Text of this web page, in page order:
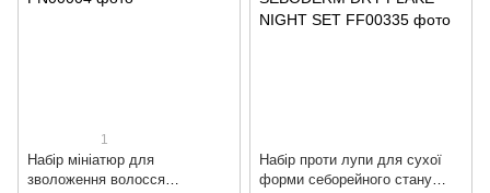
1
Набір мініатюр для
зволоження волосся
Набір проти лупи для сухої
форми себорейного стану